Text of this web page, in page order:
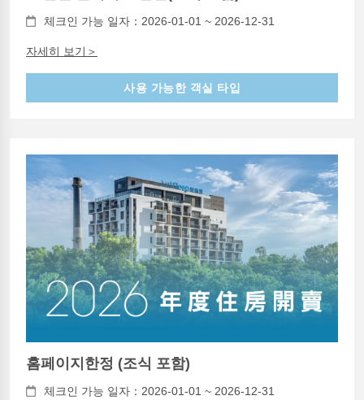
체크인 가능 일자：2026-01-01 ~ 2026-12-31
자세히 보기＞
사용 가능한 객실 타입
홈페이지한정 (조식 포함)
체크인 가능 일자：2026-01-01 ~ 2026-12-31